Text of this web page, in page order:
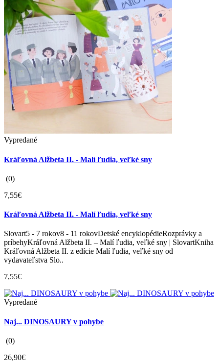
Vypredané
Kráľovná Alžbeta II. - Malí ľudia, veľké sny
(0)
7,55€
Kráľovná Alžbeta II. - Malí ľudia, veľké sny
Slovart5 - 7 rokov8 - 11 rokovDetské encyklopédieRozprávky a
príbehyKráľovná Alžbeta II. – Malí ľudia, veľké sny | SlovartKniha
Kráľovná Alžbeta II. z edície Malí ľudia, veľké sny od
vydavateľstva Slo..
7,55€
Vypredané
Naj... DINOSAURY v pohybe
(0)
26,90€